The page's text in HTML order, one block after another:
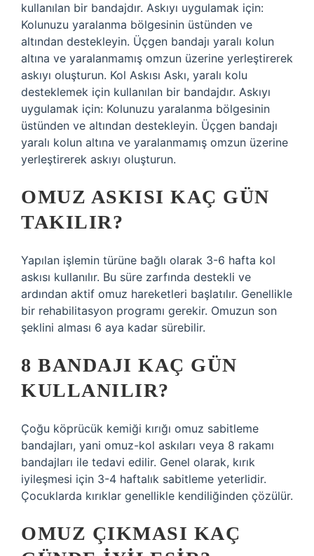
kullanılan bir bandajdır. Askıyı uygulamak için:
Kolunuzu yaralanma bölgesinin üstünden ve
altından destekleyin. Üçgen bandajı yaralı kolun
altına ve yaralanmamış omzun üzerine yerleştirerek
askıyı oluşturun. Kol Askısı Askı, yaralı kolu
desteklemek için kullanılan bir bandajdır. Askıyı
uygulamak için: Kolunuzu yaralanma bölgesinin
üstünden ve altından destekleyin. Üçgen bandajı
yaralı kolun altına ve yaralanmamış omzun üzerine
yerleştirerek askıyı oluşturun.
OMUZ ASKISI KAÇ GÜN
TAKILIR?
Yapılan işlemin türüne bağlı olarak 3-6 hafta kol
askısı kullanılır. Bu süre zarfında destekli ve
ardından aktif omuz hareketleri başlatılır. Genellikle
bir rehabilitasyon programı gerekir. Omuzun son
şeklini alması 6 aya kadar sürebilir.
8 BANDAJI KAÇ GÜN
KULLANILIR?
Çoğu köprücük kemiği kırığı omuz sabitleme
bandajları, yani omuz-kol askıları veya 8 rakamı
bandajları ile tedavi edilir. Genel olarak, kırık
iyileşmesi için 3-4 haftalık sabitleme yeterlidir.
Çocuklarda kırıklar genellikle kendiliğinden çözülür.
OMUZ ÇIKMASI KAÇ